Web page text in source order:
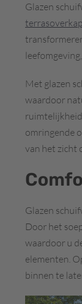
Glazen
Met glazen
waardoor
omringende
van het zicht
Glazen
Door het
waardoor u
elementen.
binnen te